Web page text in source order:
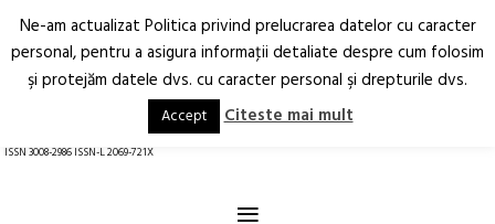
Arhitectură.
Oraș.
RO EN
ISSN 3008-2986 ISSN-L 2069-721X
Ne-am actualizat Politica privind prelucrarea datelor cu caracter
personal, pentru a asigura informaţii detaliate despre cum folosim
şi protejăm datele dvs. cu caracter personal şi drepturile dvs.
Accept Citeste mai mult